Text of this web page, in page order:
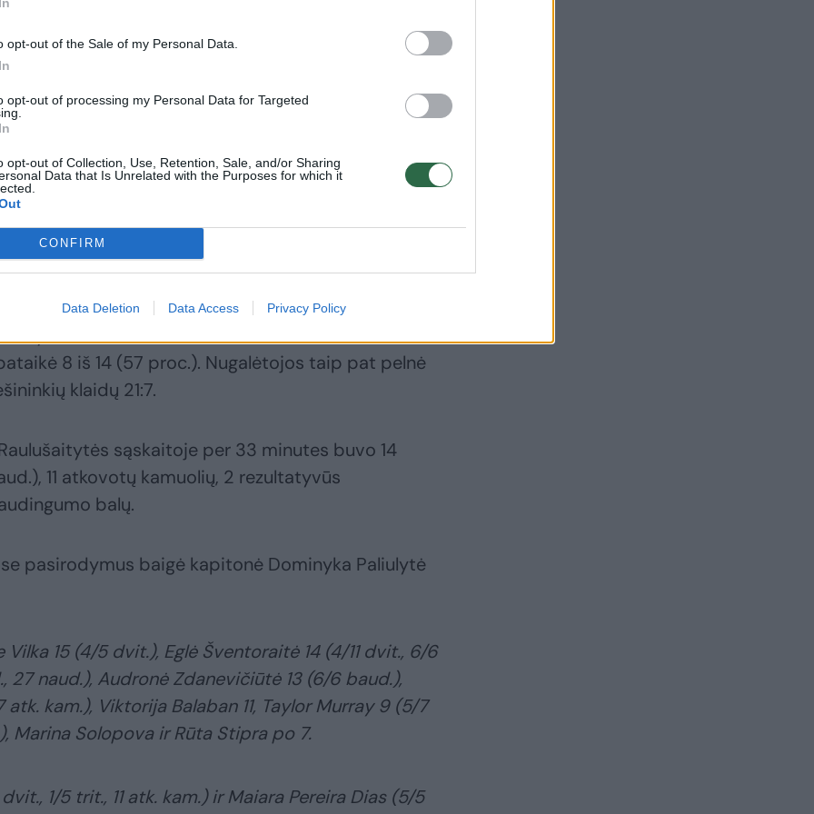
opt-out of the Sale of my Personal Data.
opt-out of processing my Personal Data for Targeted
opt-out of Collection, Use, Retention, Sale, and/or Sharing
Data that Is Unrelated with the Purposes for which it
CONFIRM
Data Deletion Data Access Privacy Policy
per beveik 23 minutes pelniusi 15 taškų (4/5
atlikusi 1 rezultatyvų perdavimą ir sukaupusi 11
į savo pusę palenkė po ilgosios pertraukos, kai
viduryje atitrūko 64:46. Paskutines 10 žaidimo
taurės“ titulą ginančioms klaipėdietėms buvo tik
sykius, tačiau Airošiaus auklėtinės realizavo 27 iš
8 iš 14 (57 proc.). Nugalėtojos taip pat pelnė
klaidų 21:7.
sąskaitoje per 33 minutes buvo 14
11 atkovotų kamuolių, 2 rezultatyvūs
balų.
pasirodymus baigė kapitonė Dominyka Paliulytė
Vilka 15 (4/5 dvit.), Eglė Šventoraitė 14 (4/11 dvit., 6/6
27 naud.), Audronė Zdanevičiūtė 13 (6/6 baud.),
kam.), Viktorija Balaban 11, Taylor Murray 9 (5/7
Marina Solopova ir Rūta Stipra po 7.
1/5 trit., 11 atk. kam.) ir Maiara Pereira Dias (5/5